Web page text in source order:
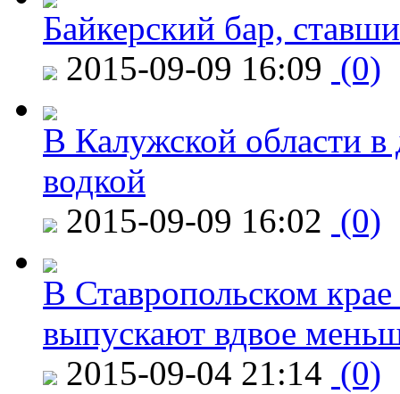
Байкерский бар,
2015-09-09 16:09 (0)
В Калужской области в
водкой
2015-09-09 16:02 (0)
В Ставропольском
выпускают вдвое
2015-09-04 21:14 (0)